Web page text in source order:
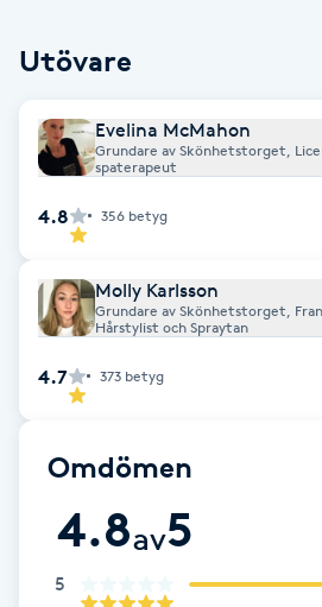
Fotvård
Fransar
Fransborttagning
Fransfärgning
Fransförlängning
Utövare
Evelina McMahon
Grundare av Skönhetstorget,
spaterapeut
4.8 356 betyg
Molly Karlsson
Grundare av Skönhetstorget,
Hårstylist och Spraytan
4.7 373 betyg
Omdömen
4.8av5
5